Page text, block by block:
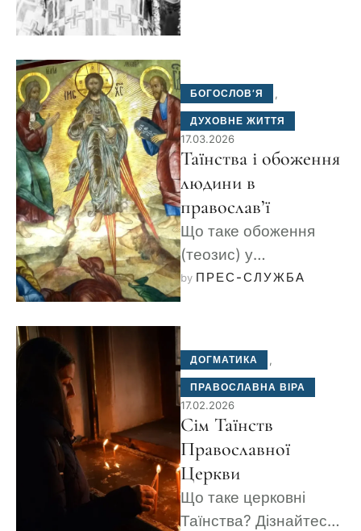
БОГОСЛОВ’Я ,
ДУХОВНЕ ЖИТТЯ
17.03.2026
Таїнства і обоження
людини в
православ’ї
Що таке обоження
(теозис) у
православ’ї?
Палами розкриває
мету християнського
життя — єднання …
by ПРЕС-СЛУЖБА
ДОГМАТИКА ,
ПРАВОСЛАВНА ВІРА
17.02.2026
Сім Таїнств
Православної
Церкви
Що таке церковні
Таїнства? Дізнайтеся